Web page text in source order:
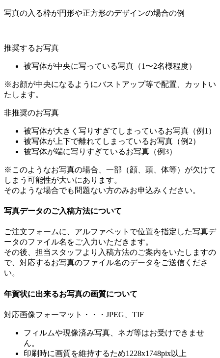
写真の入る枠が円形や正方形のデザインの場合の例
推奨するお写真
被写体が中央に写っている写真（1〜2名様程度）
※お顔が中央になるようにバストアップ等で配置、カットい
たします。
非推奨のお写真
被写体が大きく写りすぎてしまっているお写真（例1）
被写体が上下で離れてしまっているお写真（例2）
被写体が端に写りすぎているお写真（例3）
※このようなお写真の場合、一部（顔、頭、体等）が欠けて
しまう可能性が大いにあります。
そのような場合でも問題ない方のみお申込みください。
写真データのご入稿方法について
ご注文フォームに、アルファベットで位置を指定した写真デ
ータのファイル名をご入力いただきます。
その後、担当スタッフより入稿方法のご案内をいたしますの
で、対応するお写真のファイル名のデータをご送信くださ
い。
年賀状に出来るお写真の画質について
対応画像フォーマット・・・JPEG、TIF
フィルムや現像済み写真、ネガ等はお受けできませ
ん。
印刷時に画質を維持するため1228x1748pix以上